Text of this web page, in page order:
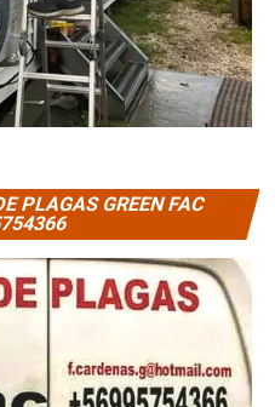
PLAGAS GREEN FAC